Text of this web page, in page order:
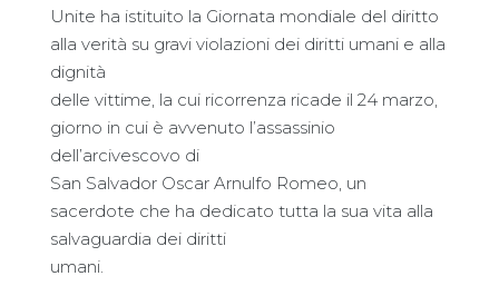
Unite ha istituito la Giornata mondiale del diritto
alla verità su gravi violazioni dei diritti umani e alla
dignità
delle vittime, la cui ricorrenza ricade il 24 marzo,
giorno in cui è avvenuto l’assassinio
dell’arcivescovo di
San Salvador Oscar Arnulfo Romeo, un
sacerdote che ha dedicato tutta la sua vita alla
salvaguardia dei diritti
umani.